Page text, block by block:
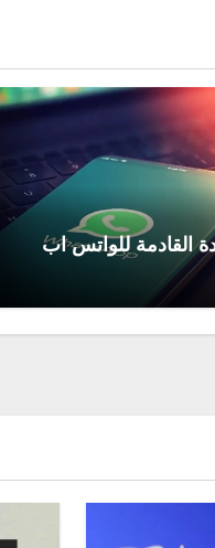
القادمة للواتس اب